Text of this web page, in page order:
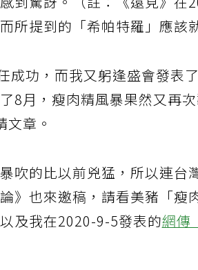
到驚訝。（註：《遠見》在
所提到的「希帕特羅」應該
成功，而我又躬逢盛會發表
了8月，瘦肉精風暴果然又再
章。
吹的比以前兇猛，所以連台
》也來邀稿，請看美豬「瘦
及我在2020-9-5發表的網傳